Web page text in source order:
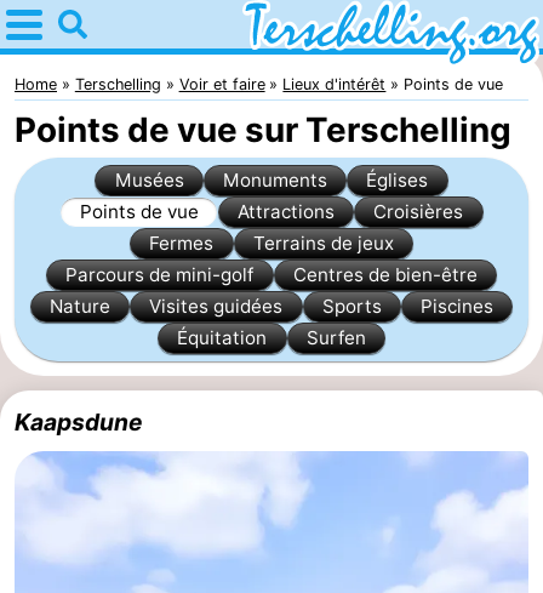
Home
Terschelling
Astuces
Avec
enfants
Nature
Passer
la
nuit
Appartements
-
Home Terschelling Voir et faire Lieux d'intérêt Points de vue
Points de vue sur Terschelling
Musées Monuments
Églises
Points de vue
Attractions
Croisières
Fermes
Terrains de jeux
Parcours de mini-golf
Centres de bien-être
Nature
Visites guidées Sports
Piscines
Équitation
Surfen
Kaapsdune